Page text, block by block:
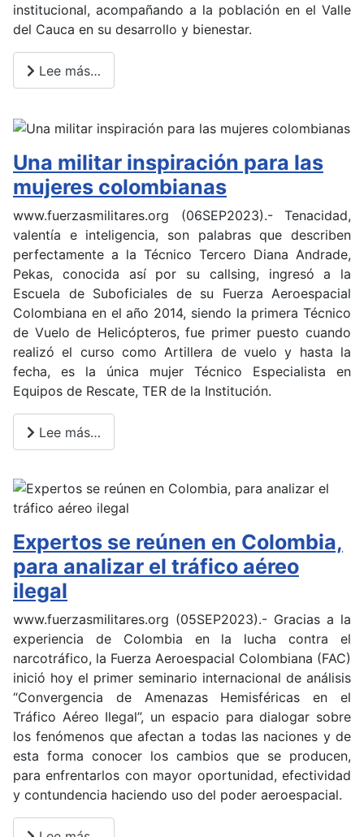
institucional, acompañando a la población en el Valle
del Cauca en su desarrollo y bienestar.
Lee más…
Una militar inspiración para las
mujeres colombianas
www.fuerzasmilitares.org (06SEP2023).- Tenacidad,
valentía e inteligencia, son palabras que describen
perfectamente a la Técnico Tercero Diana Andrade,
Pekas, conocida así por su callsing, ingresó a la
Escuela de Suboficiales de su Fuerza Aeroespacial
Colombiana en el año 2014, siendo la primera Técnico
de Vuelo de Helicópteros, fue primer puesto cuando
realizó el curso como Artillera de vuelo y hasta la
fecha, es la única mujer Técnico Especialista en
Equipos de Rescate, TER de la Institución.
Lee más…
Expertos se reúnen en Colombia,
para analizar el tráfico aéreo
ilegal
www.fuerzasmilitares.org (05SEP2023).- Gracias a la
experiencia de Colombia en la lucha contra el
narcotráfico, la Fuerza Aeroespacial Colombiana (FAC)
inició hoy el primer seminario internacional de análisis
“Convergencia de Amenazas Hemisféricas en el
Tráfico Aéreo Ilegal”, un espacio para dialogar sobre
los fenómenos que afectan a todas las naciones y de
esta forma conocer los cambios que se producen,
para enfrentarlos con mayor oportunidad, efectividad
y contundencia haciendo uso del poder aeroespacial.